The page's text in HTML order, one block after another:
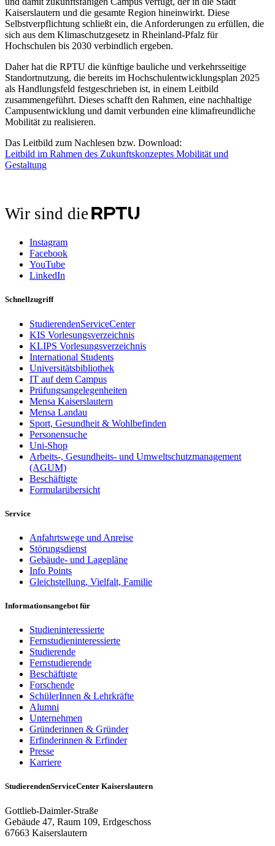
Kaiserslautern und die gesamte Region hineinwirkt. Diese
Selbstverpflichtung schließt ein, die Anforderungen zu erfüllen, die
sich aus dem Klimaschutzgesetz in Rheinland-Pfalz für
Hochschulen bis 2030 verbindlich ergeben.
Daher hat die RPTU die künftige bauliche und verkehrsseitige
Standortnutzung, die bereits im Hochschulentwicklungsplan 2025
als Handlungsfeld festgeschrieben ist, in einem Leitbild
zusammengeführt. Dieses schafft den Rahmen, eine nachhaltige
Campusentwicklung und damit verbunden eine klimafreundliche
Mobilität zu realisieren.
Das Leitbild zum Nachlesen bzw. Download:
Leitbild im Rahmen des Zukunftskonzeptes Mobilität und
Gestaltung
Wir sind die
Instagram
Facebook
YouTube
LinkedIn
Schnellzugriff
StudierendenServiceCenter
KIS Vorlesungsverzeichnis
KLIPS Vorlesungsverzeichnis
International Students
Universitätsbibliothek
IT auf dem Campus
Prüfungsangelegenheiten
Mensa Kaiserslautern
Mensa Landau
Sport, Gesundheit & Wohlbefinden
Personensuche
Uni-Shop
Arbeits-, Gesundheits- und Umweltschutzmanagement
(AGUM)
Beschäftigte
Formularübersicht
Service
Anfahrtswege und Anreise
Störungsdienst
Gebäude- und Lagepläne
Info Points
Gleichstellung, Vielfalt, Familie
Informationsangebot für
Studieninteressierte
Fernstudieninteressierte
Studierende
Fernstudierende
Beschäftigte
Forschende
SchülerInnen & Lehrkräfte
Alumni
Unternehmen
Gründerinnen & Gründer
Erfinderinnen & Erfinder
Presse
Karriere
StudierendenServiceCenter Kaiserslautern
Gottlieb-Daimler-Straße
Gebäude 47, Raum 109, Erdgeschoss
67663 Kaiserslautern